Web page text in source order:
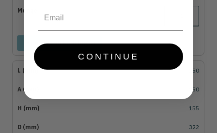
In den Warenkorb legen
250
250
155
322
CONTINUE